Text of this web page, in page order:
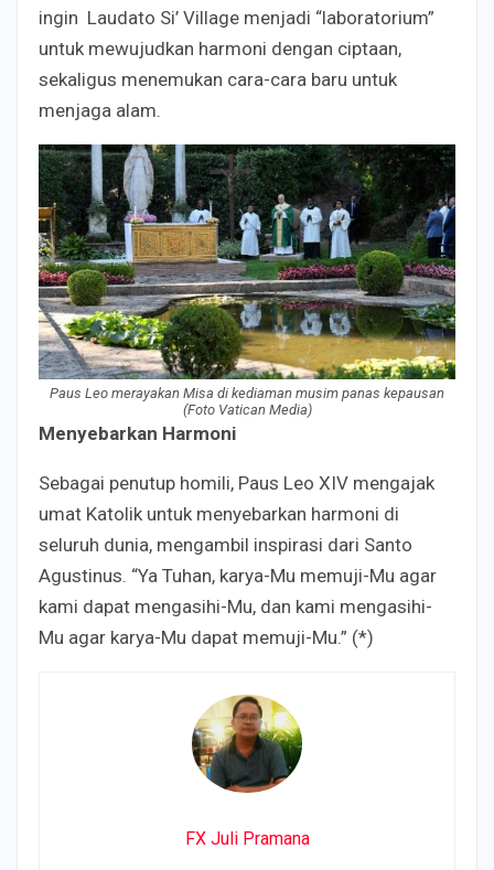
ingin Laudato Si’ Village menjadi “laboratorium”
untuk mewujudkan harmoni dengan ciptaan,
sekaligus menemukan cara-cara baru untuk
menjaga alam.
Paus Leo merayakan Misa di kediaman musim panas kepausan
(Foto Vatican Media)
Menyebarkan Harmoni
Sebagai penutup homili, Paus Leo XIV mengajak
umat Katolik untuk menyebarkan harmoni di
seluruh dunia, mengambil inspirasi dari Santo
Agustinus. “Ya Tuhan, karya-Mu memuji-Mu agar
kami dapat mengasihi-Mu, dan kami mengasihi-
Mu agar karya-Mu dapat memuji-Mu.” (*)
FX Juli Pramana